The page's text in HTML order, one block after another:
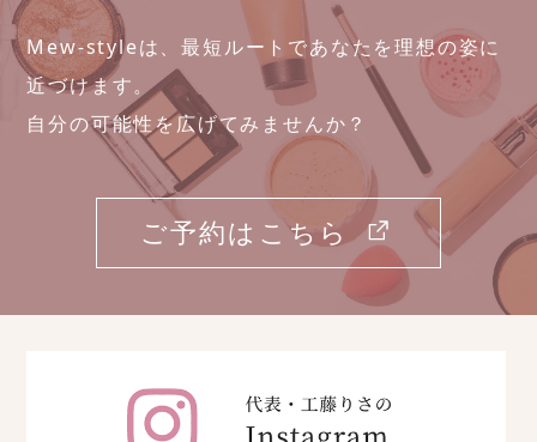
Mew-styleは、最短ルートであなたを理想の姿に
近づけます。
自分の可能性を広げてみませんか？
ご予約はこちら